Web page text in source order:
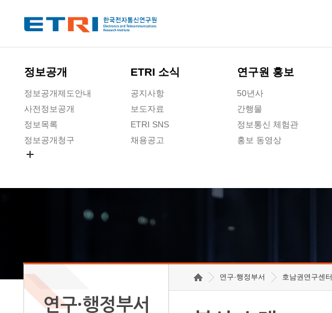
정보공개
정보공개제도안내
사전정보공개
정보목록
정보공개청구
ETRI 소식
공지사항
보도자료
ETRI SNS
채용공고
연구원 홍보
50년사
간행물
정보통신 체험관
홍보 동영상
연구·행정부서
연구·행정부서 호남권연구센터